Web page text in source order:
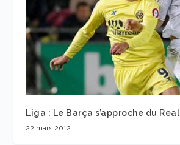
Liga : Le Barça s’approche du Real
22 mars 2012